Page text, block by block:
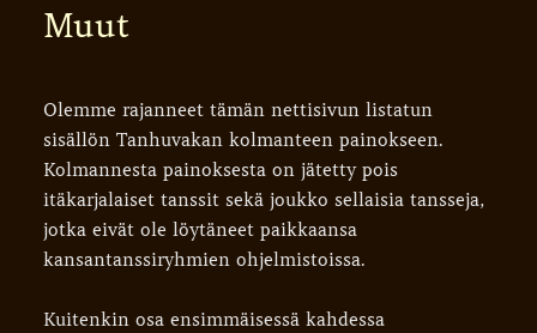
Muut
Olemme rajanneet tämän nettisivun listatun
sisällön Tanhuvakan kolmanteen painokseen.
Kolmannesta painoksesta on jätetty pois
itäkarjalaiset tanssit sekä joukko sellaisia tansseja,
jotka eivät ole löytäneet paikkaansa
kansantanssiryhmien ohjelmistoissa.
Kuitenkin osa ensimmäisessä kahdessa